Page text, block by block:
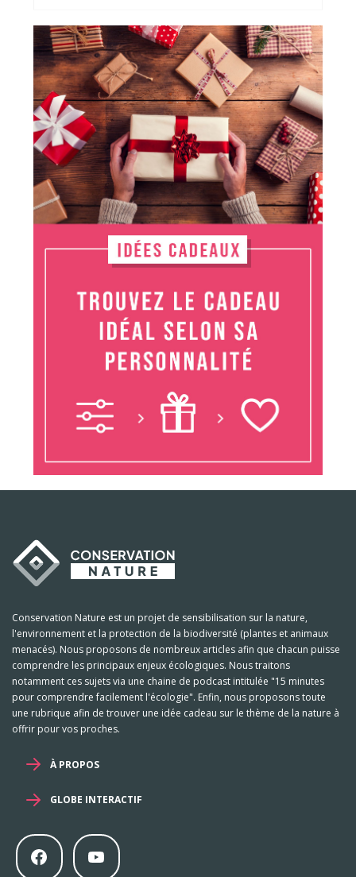
Conservation Nature est un projet de sensibilisation sur la nature,
l'environnement et la protection de la biodiversité (plantes et animaux
menacés). Nous proposons de nombreux articles afin que chacun puisse
comprendre les principaux enjeux écologiques. Nous traitons
notamment ces sujets via une chaine de podcast intitulée "15 minutes
pour comprendre facilement l'écologie". Enfin, nous proposons toute
une rubrique afin de trouver une idée cadeau sur le thème de la nature à
offrir pour vos proches.
À PROPOS
GLOBE INTERACTIF